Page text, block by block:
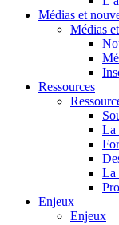
Médias et
Médias
Ressources
La
La
Enjeux
Enjeux